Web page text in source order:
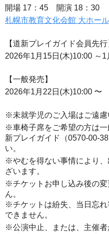
開場 17：45 開演 18：30
札幌市教育文化会館 大ホール
【道新プレイガイド会員先行
2026年1月15日(木)10:00 ～
【一般発売】
2026年1月22日(木)10:00 〜
※未就学児のご入場はご遠慮
※車椅子席をご希望の方は
新プレイガイド（0570-00-
い。
※やむを得ない事情により
ざいます。
※チケットお申し込み後の
ん。
※チケットは紛失、当日忘
できません。
※公演中止、または、主催